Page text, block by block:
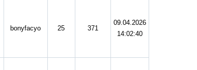
bonyfacyo 25 371
09.04.2026
14:02:40